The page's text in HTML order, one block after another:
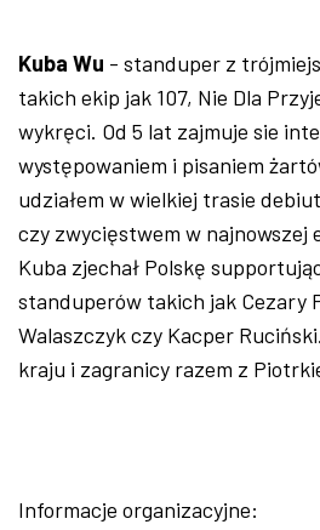
Kuba Wu - standuper z
takich ekip jak 107, Nie Dla
wykręci. Od 5 lat zajmuje sie
występowaniem i pisaniem
udziałem w wielkiej trasie
czy zwycięstwem w najnowszej
Kuba zjechał Polskę
standuperów takich jak Cezary
Walaszczyk czy Kacper
kraju i zagranicy razem z
Informacje organizacyjne: